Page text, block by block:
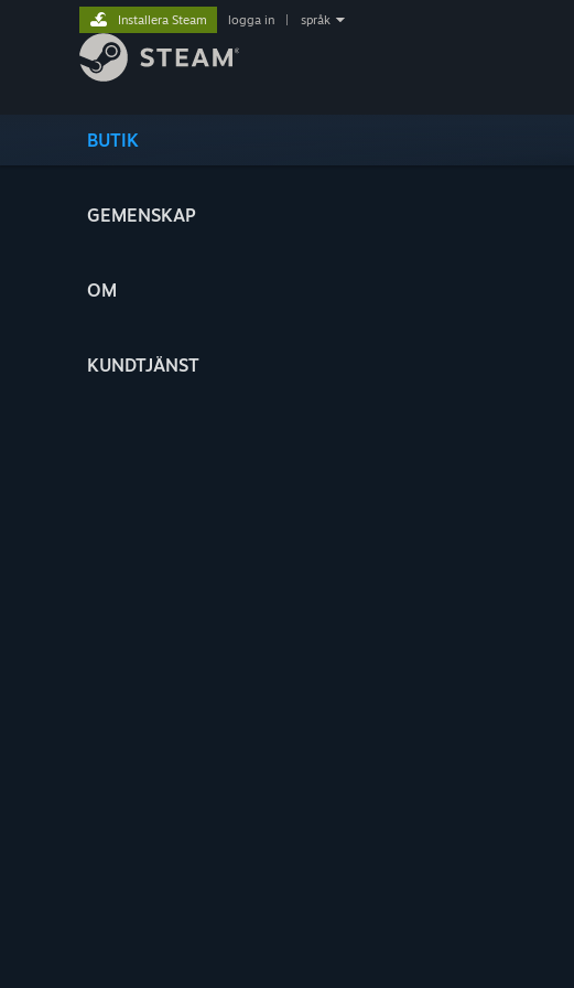
BUTIK
GEMENSKAP
OM
KUNDTJÄNST
Installera Steam logga in språk